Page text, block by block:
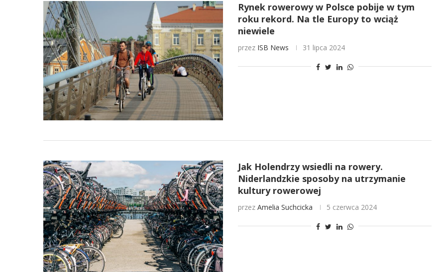
Rynek rowerowy w Polsce pobije w tym
roku rekord. Na tle Europy to wciąż
niewiele
przez ISB News 31 lipca 2024
Jak Holendrzy wsiedli na rowery.
Niderlandzkie sposoby na utrzymanie
kultury rowerowej
przez Amelia Suchcicka 5 czerwca 2024